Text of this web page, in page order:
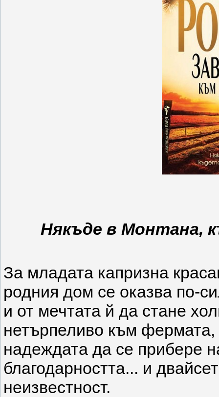
Някъде в Монтана,
За младата капризна
родния дом се оказва по-
и от мечтата й да стане
нетърпеливо към фермата,
надеждата да се прибере
благодарността... и
неизвестност.